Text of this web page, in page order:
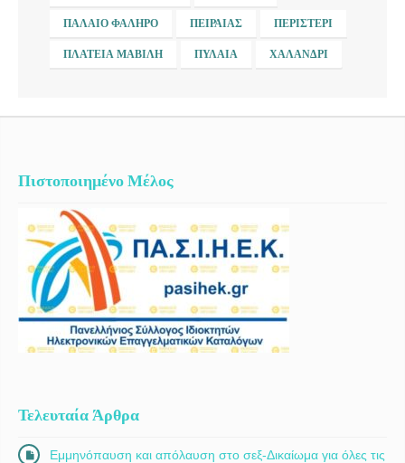
ΠΑΛΑΙΌ ΦΆΛΗΡΟ ΠΕΙΡΑΙΆΣ ΠΕΡΙΣΤΈΡΙ
ΠΛΑΤΕΊΑ ΜΑΒΊΛΗ ΠΥΛΑΊΑ ΧΑΛΆΝΔΡΙ
Πιστοποιημένο Μέλος
Τελευταία Άρθρα
Εμμηνόπαυση και απόλαυση στο σεξ-Δικαίωμα για όλες τις